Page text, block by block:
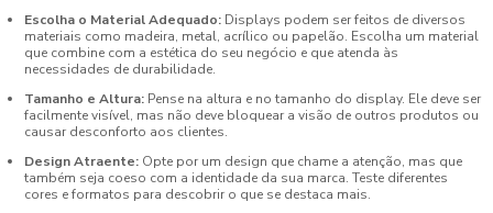
Escolha o Material Adequado: Displays podem ser feitos de diversos
materiais como madeira, metal, acrílico ou papelão. Escolha um material
que combine com a estética do seu negócio e que atenda às
necessidades de durabilidade.
Tamanho e Altura: Pense na altura e no tamanho do display. Ele deve ser
facilmente visível, mas não deve bloquear a visão de outros produtos ou
causar desconforto aos clientes.
Design Atraente: Opte por um design que chame a atenção, mas que
também seja coeso com a identidade da sua marca. Teste diferentes
cores e formatos para descobrir o que se destaca mais.